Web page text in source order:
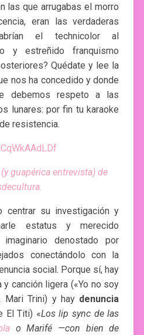
las que arrugabas el morro
eran las verdaderas
el technicolor al
y estreñido franquismo
Quédate y lee la
nos ha concedido y donde
debemos respeto a las
lunares: por fin tu karaoke
resistencia.
guapérica entrevista) de
centrar su investigación y
estatus y merecido
denostado por
conectándolo con la
social. Porque sí, hay
y canción ligera («Yo no soy
Trini) y hay denuncia
El Titi) «Los lip sync de las
o Marifé —con bien de